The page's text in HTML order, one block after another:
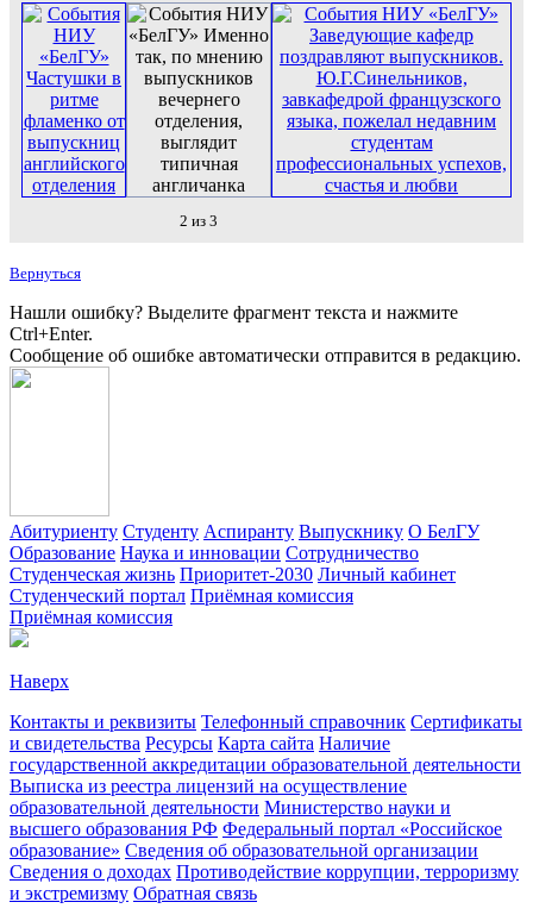
2 из 3
Вернуться
Нашли ошибку? Выделите фрагмент текста и нажмите
Ctrl+Enter.
Сообщение об ошибке автоматически отправится в редакцию.
Абитуриенту Студенту Аспиранту Выпускнику О БелГУ
Образование Наука и инновации Сотрудничество
Студенческая жизнь Приоритет-2030 Личный кабинет
Студенческий портал Приёмная комиссия
Приёмная комиссия
Наверх
Контакты и реквизиты Телефонный справочник Сертификаты
и свидетельства Ресурсы Карта сайта Наличие
государственной аккредитации образовательной деятельности
Выписка из реестра лицензий на осуществление
образовательной деятельности Министерствo науки и
высшего образования РФ Федеральный портал «Российское
образование» Сведения об образовательной организации
Сведения о доходах Противодействие коррупции, терроризму
и экстремизму Обратная связь